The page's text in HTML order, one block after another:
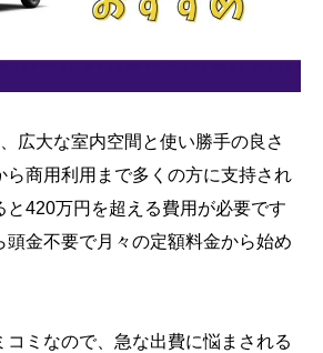
広大な室内空間と使い勝手の良さ
ら商用利用まで多くの方に支持され
と420万円を超える費用が必要です
頭金不要で月々の定額料金から始め
コミなので、急な出費に悩まされる